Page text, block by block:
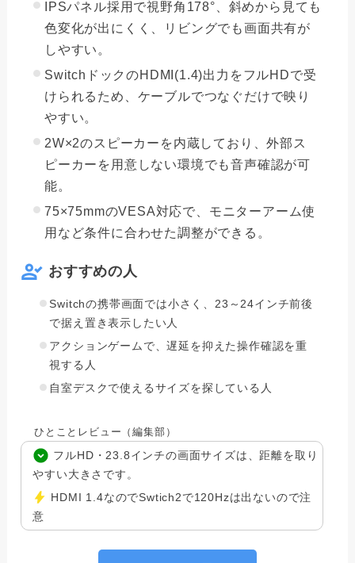
IPSパネル採用で視野角178°、斜めから見ても
色変化が出にくく、リビングでも画面共有が
しやすい。
SwitchドックのHDMI(1.4)出力をフルHDで受
けられるため、ケーブルでつなぐだけで映り
やすい。
2W×2のスピーカーを内蔵しており、外部ス
ピーカーを用意しない環境でも音声確認が可
能。
75×75mmのVESA対応で、モニターアーム使
用など条件に合わせた調整ができる。
おすすめの人
Switchの携帯画面では小さく、23～24インチ前後
で据え置き表示したい人
アクションゲームで、遅延を抑えた操作確認を重
視する人
自室デスクで使えるサイズを探している人
ひとことレビュー（編集部）
フルHD・23.8インチの画面サイズは、距離を取り
やすい大きさです。
HDMI 1.4なのでSwtich2で120Hzは出ないので注
意